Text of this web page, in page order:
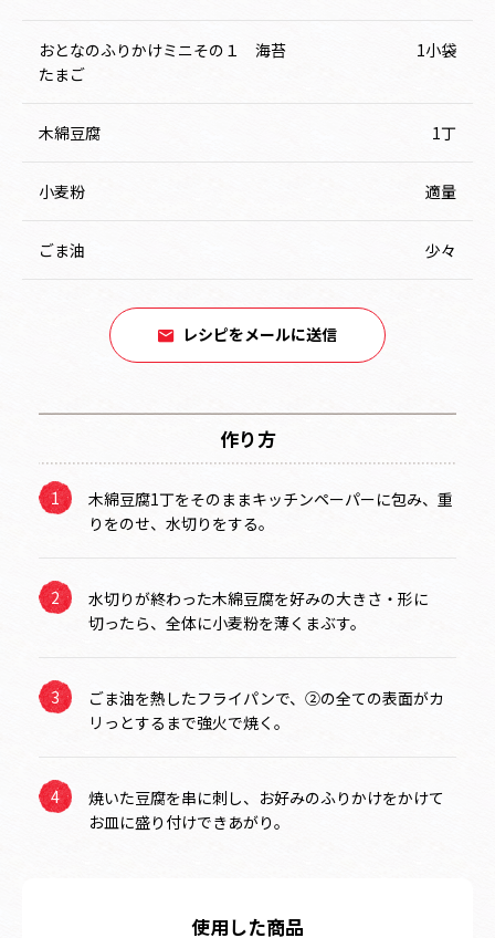
おとなのふりかけミニその１ 海苔
たまご
1小袋
木綿豆腐 1丁
小麦粉 適量
ごま油 少々
レシピをメールに送信
作り方
木綿豆腐1丁をそのままキッチンペーパーに包み、重
りをのせ、水切りをする。
水切りが終わった木綿豆腐を好みの大きさ・形に
切ったら、全体に小麦粉を薄くまぶす。
ごま油を熱したフライパンで、②の全ての表面がカ
リっとするまで強火で焼く。
焼いた豆腐を串に刺し、お好みのふりかけをかけて
お皿に盛り付けできあがり。
使用した商品